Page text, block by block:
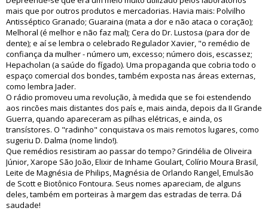
mais que por outros produtos e mercadorias. Havia mais: Polvilho
Antisséptico Granado; Guaraina (mata a dor e não ataca o coração);
Melhoral (é melhor e não faz mal); Cera do Dr. Lustosa (para dor de
dente); e aí se lembra o celebrado Regulador Xavier, "o remédio de
confiança da mulher - número um, excesso; número dois, escassez;
Hepacholan (a saúde do fígado). Uma propaganda que cobria todo o
espaço comercial dos bondes, também exposta nas áreas externas,
como lembra Jader.
O rádio promoveu uma revolução, à medida que se foi estendendo
aos rincões mais distantes dos país e, mais ainda, depois da II Grande
Guerra, quando apareceram as pilhas elétricas, e ainda, os
transístores. O "radinho" conquistava os mais remotos lugares, como
sugeriu D. Dalma (nome lindo!).
Que remédios resistiram ao passar do tempo? Grindélia de Oliveira
Júnior, Xarope São João, Elixir de Inhame Goulart, Colírio Moura Brasil,
Leite de Magnésia de Philips, Magnésia de Orlando Rangel, Emulsão
de Scott e Biotônico Fontoura. Seus nomes apareciam, de alguns
deles, também em porteiras à margem das estradas de terra. Dá
saudade!